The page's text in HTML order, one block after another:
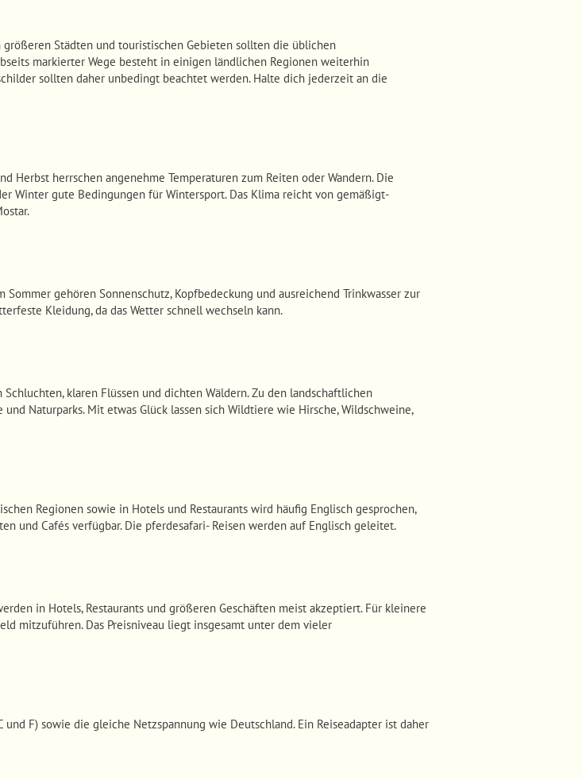
Städten und touristischen Gebieten sollten die üblichen
markierter Wege besteht in einigen ländlichen Regionen weiterhin
sollten daher unbedingt beachtet werden. Halte dich jederzeit an die
Herbst herrschen angenehme Temperaturen zum Reiten oder Wandern. Die
Winter gute Bedingungen für Wintersport. Das Klima reicht von gemäßigt-
gehören Sonnenschutz, Kopfbedeckung und ausreichend Trinkwasser zur
Kleidung, da das Wetter schnell wechseln kann.
klaren Flüssen und dichten Wäldern. Zu den landschaftlichen
Naturparks. Mit etwas Glück lassen sich Wildtiere wie Hirsche, Wildschweine,
Regionen sowie in Hotels und Restaurants wird häufig Englisch gesprochen,
und Cafés verfügbar. Die pferdesafari- Reisen werden auf Englisch geleitet.
in Hotels, Restaurants und größeren Geschäften meist akzeptiert. Für kleinere
mitzuführen. Das Preisniveau liegt insgesamt unter dem vieler
F) sowie die gleiche Netzspannung wie Deutschland. Ein Reiseadapter ist daher